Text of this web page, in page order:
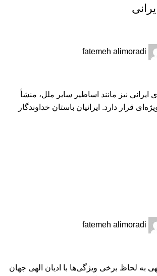
fatemeh alimoradi
نیز مانند اساطیر سایر ملل، منشأ
قرار دارد. ایرانیان باستان خداوندگار
fatemeh alimoradi
به لحاظ برخی ويژگی‌ها با ادیان الهی جهان